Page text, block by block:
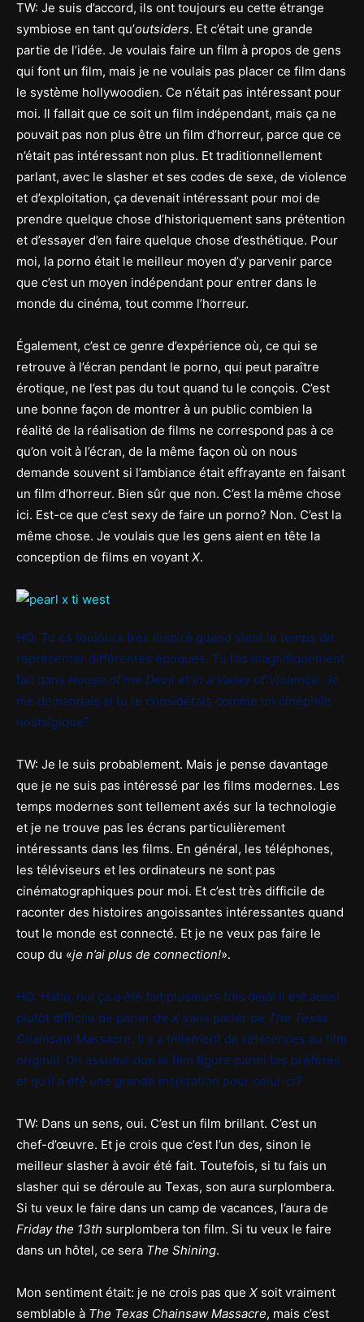
TW: Je suis d’accord, ils ont toujours eu cette étrange
symbiose en tant qu’outsiders. Et c’était une grande
partie de l’idée. Je voulais faire un film à propos de gens
qui font un film, mais je ne voulais pas placer ce film dans
le système hollywoodien. Ce n’était pas intéressant pour
moi. Il fallait que ce soit un film indépendant, mais ça ne
pouvait pas non plus être un film d’horreur, parce que ce
n’était pas intéressant non plus. Et traditionnellement
parlant, avec le slasher et ses codes de sexe, de violence
et d’exploitation, ça devenait intéressant pour moi de
prendre quelque chose d’historiquement sans prétention
et d’essayer d’en faire quelque chose d’esthétique. Pour
moi, la porno était le meilleur moyen d’y parvenir parce
que c’est un moyen indépendant pour entrer dans le
monde du cinéma, tout comme l’horreur.
Également, c’est ce genre d’expérience où, ce qui se
retrouve à l’écran pendant le porno, qui peut paraître
érotique, ne l’est pas du tout quand tu le conçois. C’est
une bonne façon de montrer à un public combien la
réalité de la réalisation de films ne correspond pas à ce
qu’on voit à l’écran, de la même façon où on nous
demande souvent si l’ambiance était effrayante en faisant
un film d’horreur. Bien sûr que non. C’est la même chose
ici. Est-ce que c’est sexy de faire un porno? Non. C’est la
même chose. Je voulais que les gens aient en tête la
conception de films en voyant X.
HQ: Tu es toujours très inspiré quand vient le temps de
représenter différentes époques. Tu l’as magnifiquement
fait dans House of the Devil et In a Valley of Violence. Je
me demandais si tu te considérais comme un cinéphile
nostalgique?
TW: Je le suis probablement. Mais je pense davantage
que je ne suis pas intéressé par les films modernes. Les
temps modernes sont tellement axés sur la technologie
et je ne trouve pas les écrans particulièrement
intéressants dans les films. En général, les téléphones,
les téléviseurs et les ordinateurs ne sont pas
cinématographiques pour moi. Et c’est très difficile de
raconter des histoires angoissantes intéressantes quand
tout le monde est connecté. Et je ne veux pas faire le
coup du «je n’ai plus de connection!».
HQ: Haha, oui ça a été fait plusieurs fois déjà! Il est aussi
plutôt difficile de parler de X sans parler de The Texas
Chainsaw Massacre. Il y a tellement de références au film
original. On assume que le film figure parmi tes préférés
et qu’il a été une grande inspiration pour celui-ci?
TW: Dans un sens, oui. C’est un film brillant. C’est un
chef-d’œuvre. Et je crois que c’est l’un des, sinon le
meilleur slasher à avoir été fait. Toutefois, si tu fais un
slasher qui se déroule au Texas, son aura surplombera.
Si tu veux le faire dans un camp de vacances, l’aura de
Friday the 13th surplombera ton film. Si tu veux le faire
dans un hôtel, ce sera The Shining.
Mon sentiment était: je ne crois pas que X soit vraiment
semblable à The Texas Chainsaw Massacre, mais c’est